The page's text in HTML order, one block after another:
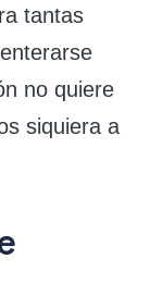
tantas
no quiere
siquiera a